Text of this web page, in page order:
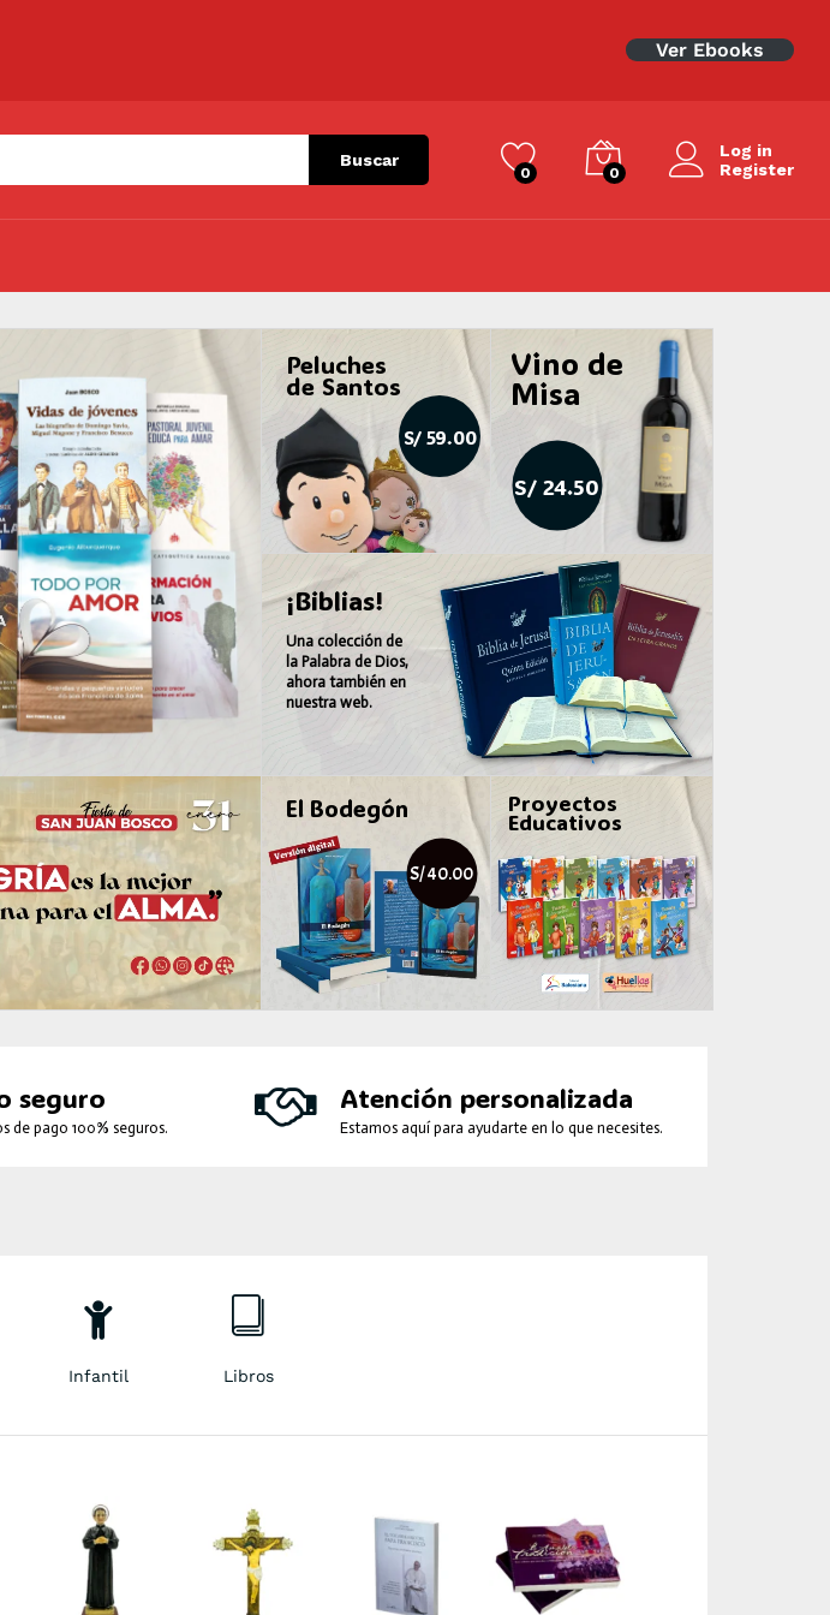
Ver Ebooks
Buscar
0 0
Log in
Register
Peluches
de Santos
S/ 59.00
Vino de
Misa
S/ 24.50
¡Biblias!
Una colección de
la Palabra de Dios,
ahora también en
nuestra web.
El Bodegón
S/ 40.00
Proyectos
Educativos
seguro
de pago 100% seguros.
Atención personalizada
Estamos aquí para ayudarte en lo que necesites.
Infantil Libros